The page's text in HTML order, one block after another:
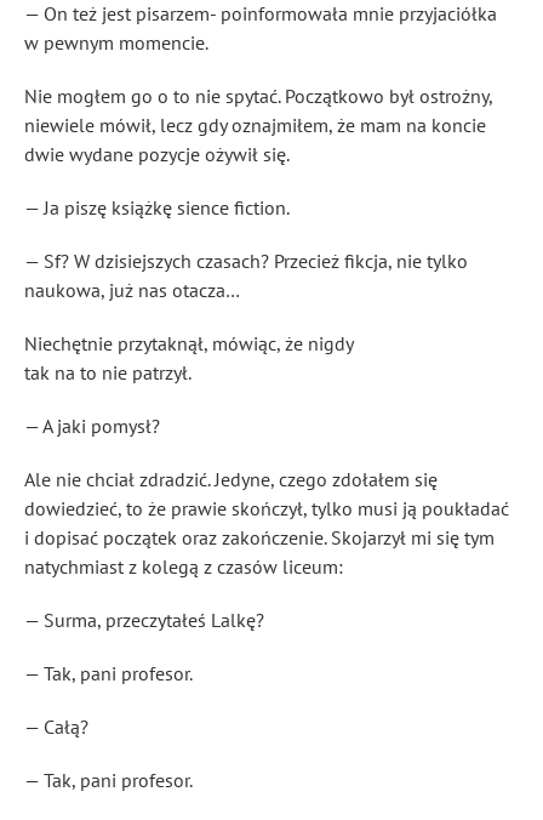
— On też jest pisarzem- poinformowała mnie przyjaciółka
w pewnym momencie.
Nie mogłem go o to nie spytać. Początkowo był ostrożny,
niewiele mówił, lecz gdy oznajmiłem, że mam na koncie
dwie wydane pozycje ożywił się.
— Ja piszę książkę sience fiction.
— Sf? W dzisiejszych czasach? Przecież fikcja, nie tylko
naukowa, już nas otacza…
Niechętnie przytaknął, mówiąc, że nigdy
tak na to nie patrzył.
— A jaki pomysł?
Ale nie chciał zdradzić. Jedyne, czego zdołałem się
dowiedzieć, to że prawie skończył, tylko musi ją poukładać
i dopisać początek oraz zakończenie. Skojarzył mi się tym
natychmiast z kolegą z czasów liceum:
— Surma, przeczytałeś Lalkę?
— Tak, pani profesor.
— Całą?
— Tak, pani profesor.